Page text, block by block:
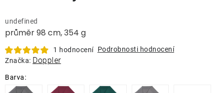
Lehátka
Doplňky
průměr 98 cm, 354 g
undefined
1 hodnocení Podrobnosti hodnocení
Značka: Doppler